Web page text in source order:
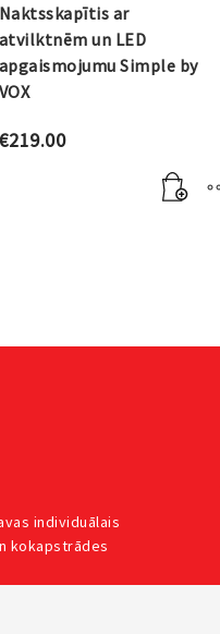
Naktsskapītis ar
atvilktnēm un LED
apgaismojumu Simple by
VOX
€219.00
individuālais
kokapstrādes